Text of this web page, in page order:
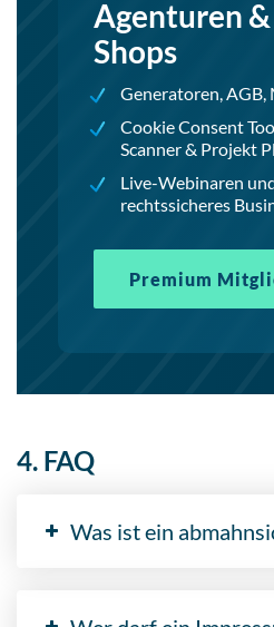
Agenturen
Shops
Generatoren,
Cookie Consent
Scanner & Projekt
Live-Webinaren
rechtssicheres
Premium
4. FAQ
Was ist ein